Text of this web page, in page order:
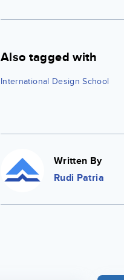
Also tagged with
International Design School
Written By
Rudi Patria